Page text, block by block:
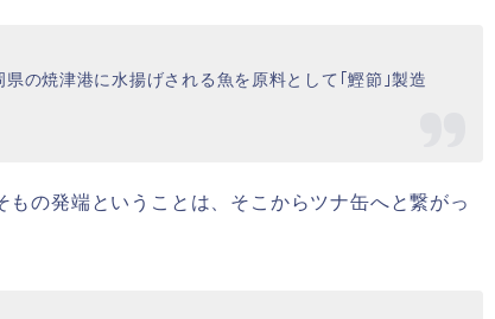
の焼津港に水揚げされる魚を原料として｢鰹節｣製造
の発端ということは、そこからツナ缶へと繋がっ